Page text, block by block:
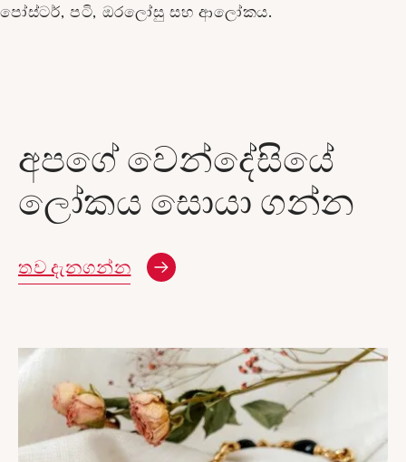
පෝස්ටර්, පටි, ඔරලෝසු සහ ආලෝකය.
අපගේ වෙන්දේසියේ
ලෝකය සොයා ගන්න
නව කවුළුව
තව දැනගන්න